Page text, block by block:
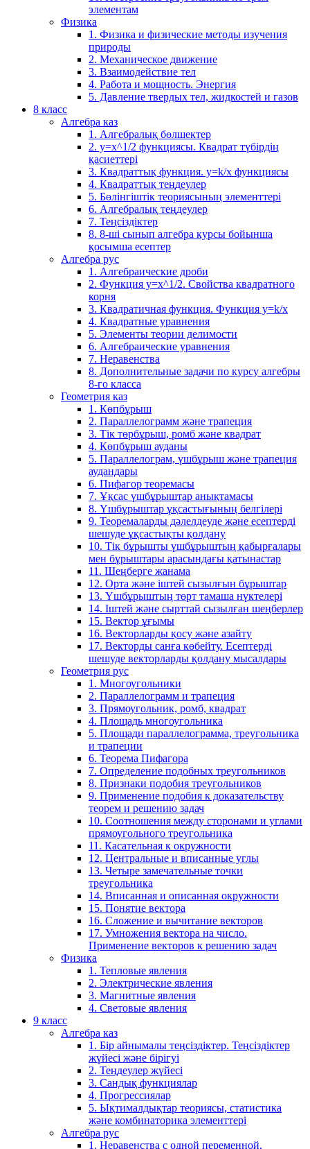
элементам
Физика
1. Физика и физические методы изучения
природы
2. Механическое движение
3. Взаимодействие тел
4. Работа и мощность. Энергия
5. Давление твердых тел, жидкостей и газов
8 класс
Алгебра каз
1. Алгебралық бөлшектер
2. у=х^1/2 функциясы. Квадрат түбірдің
қасиеттері
3. Квадраттық функция. у=k/x функциясы
4. Квадраттық теңдеулер
5. Бөлінгіштік теориясының элементтері
6. Алгебралық теңдеулер
7. Теңсіздіктер
8. 8-ші сынып алгебра курсы бойынша
қосымша есептер
Алгебра рус
1. Алгебраические дроби
2. Функция y=x^1/2. Свойства квадратного
корня
3. Квадратичная функция. Функция у=k/x
4. Квадратные уравнения
5. Элементы теории делимости
6. Алгебраические уравнения
7. Неравенства
8. Дополнительные задачи по курсу алгебры
8-го класса
Геометрия каз
1. Көпбұрыш
2. Параллелограмм және трапеция
3. Тік төрбұрыш, ромб және квадрат
4. Көпбұрыш ауданы
5. Параллелограм, үшбұрыш және трапеция
аудандары
6. Пифагор теоремасы
7. Ұқсас үшбұрыштар анықтамасы
8. Үшбұрыштар ұқсастығының белгілері
9. Теоремаларды дәлелдеуде және есептерді
шешуде ұқсастықты қолдану
10. Тік бұрышты үшбұрыштың қабырғалары
мен бұрыштары арасындағы қатынастар
11. Шеңберге жанама
12. Орта және іштей сызылғын бұрыштар
13. Үшбұрыштың төрт тамаша нүктелері
14. Іштей және сырттай сызылған шеңберлер
15. Вектор ұғымы
16. Векторларды қосу және азайту
17. Векторды санға көбейту. Есептерді
шешуде векторларды қолдану мысалдары
Геометрия рус
1. Многоугольники
2. Параллелограмм и трапеция
3. Прямоугольник, ромб, квадрат
4. Площадь многоугольника
5. Площади параллелограмма, треугольника
и трапеции
6. Теорема Пифагора
7. Определение подобных треугольников
8. Признаки подобия треугольников
9. Применение подобия к доказательству
теорем и решению задач
10. Соотношения между сторонами и углами
прямоугольного треугольника
11. Касательная к окружности
12. Центральные и вписанные углы
13. Четыре замечательные точки
треугольника
14. Вписанная и описанная окружности
15. Понятие вектора
16. Сложение и вычитание векторов
17. Умножения вектора на число.
Применение векторов к решению задач
Физика
1. Тепловые явления
2. Электрические явления
3. Магнитные явления
4. Световые явления
9 класс
Алгебра каз
1. Бір айнымалы теңсіздіктер. Теңсіздіктер
жүйесі және бірігуі
2. Теңдеулер жүйесі
3. Сандық функциялар
4. Прогрессиялар
5. Ықтималдықтар теориясы, статистика
және комбинаторика элементтері
Алгебра рус
1. Неравенства с одной переменной.